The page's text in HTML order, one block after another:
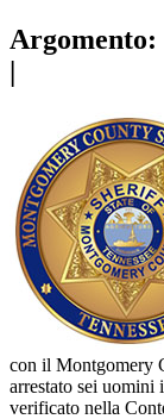
Argomento:
|
con il Montgomery
arrestato sei uomini
verificato nella